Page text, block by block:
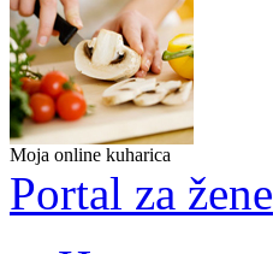
Moja online kuharica
Portal za žene